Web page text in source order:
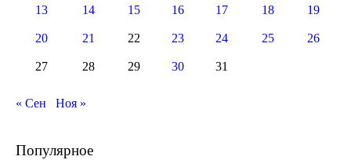
13 14 15 16 17 18 19
20 21 22 23 24 25 26
27 28 29 30 31
« Сен Ноя »
Популярное